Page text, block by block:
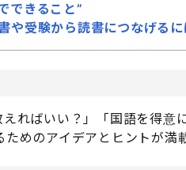
できること”
受験から読書につなげるに
ればいい？」「国語を得意
めのアイデアとヒントが満